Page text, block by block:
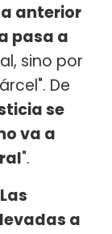
anterior
pasa a
sino por
De
se
va a
".
Las
a